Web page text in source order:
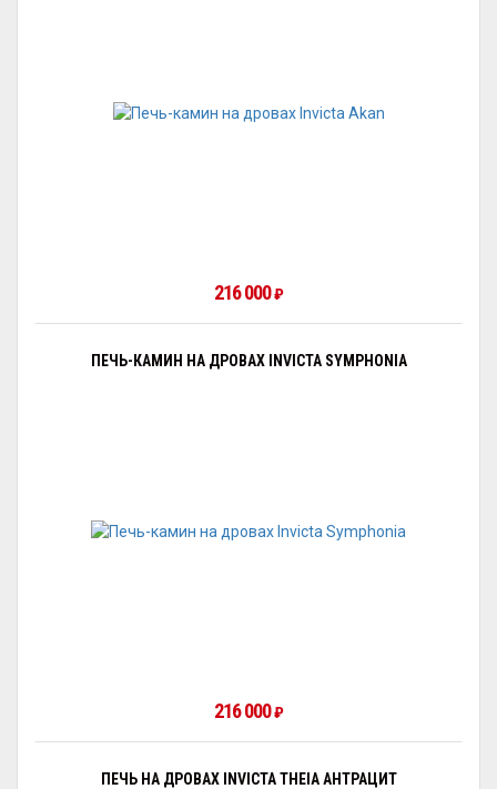
216 000₽
ПЕЧЬ-КАМИН НА ДРОВАХ INVICTA SYMPHONIA
216 000₽
ПЕЧЬ НА ДРОВАХ INVICTA THEIA АНТРАЦИТ